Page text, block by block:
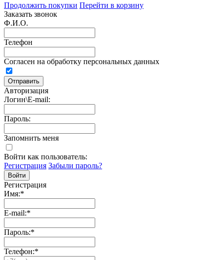
Продолжить покупки Перейти в корзину
Заказать звонок
Ф.И.О.
Телефон
Согласен на обработку персональных данных
Авторизация
Логин\E-mail:
Пароль:
Запомнить меня
Войти как пользователь:
Регистрация Забыли пароль?
Регистрация
Имя:*
E-mail:*
Пароль:*
Телефон:*